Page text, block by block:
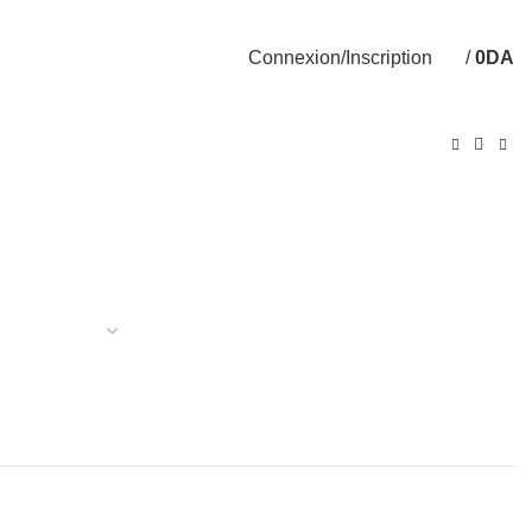
Connexion/Inscription / 0DA